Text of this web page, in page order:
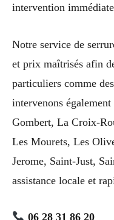
intervention
Notre service de
et prix maîtrisés afin
particuliers comme
intervenons
Gombert, La Croix-
Les Mourets, Les
Jerome, Saint-Just,
assistance locale et
06 28 31 86 20